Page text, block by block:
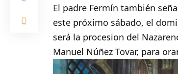
El padre Fermín también
este próximo sábado, el
será la procesion del
Manuel Núñez Tovar, para